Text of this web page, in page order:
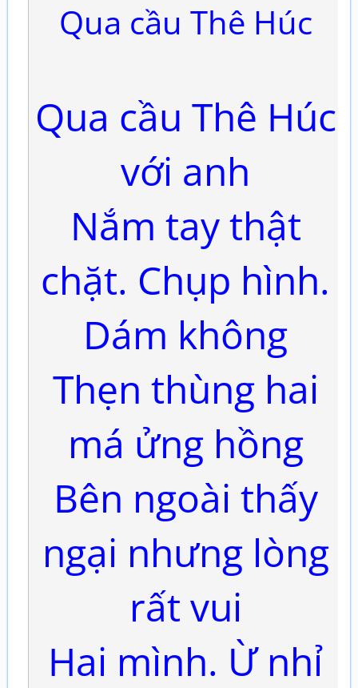
Qua cầu Thê Húc
Qua cầu Thê Húc
với anh
Nắm tay thật
chặt. Chụp hình.
Dám không
Thẹn thùng hai
má ửng hồng
Bên ngoài thấy
ngại nhưng lòng
rất vui
Hai mình. Ừ nhỉ